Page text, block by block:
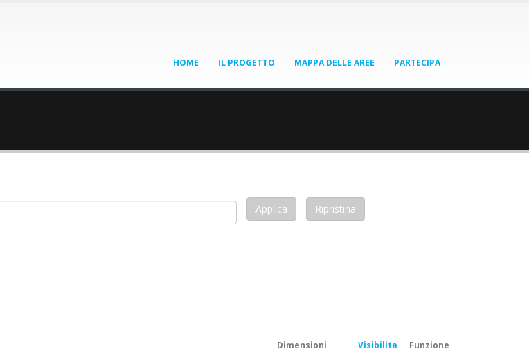
HOME IL PROGETTO MAPPA DELLE AREE PARTECIPA
Dimensioni Visibilita
Funzione